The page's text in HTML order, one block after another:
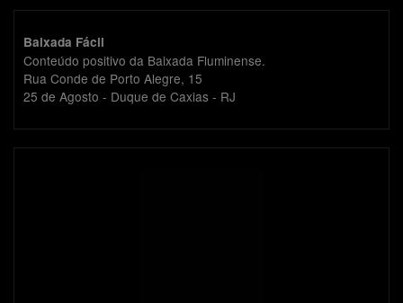
Baixada Fácil
Conteúdo positivo da Baixada Fluminense.
Rua Conde de Porto Alegre, 15
25 de Agosto - Duque de Caxias - RJ